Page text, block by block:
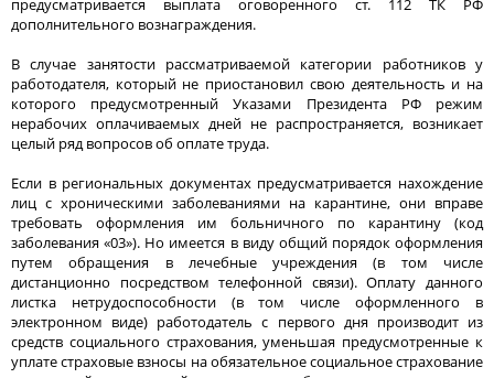
дополнительного вознаграждения.
В случае занятости рассматриваемой категории работников у
работодателя, который не приостановил свою деятельность и на
которого предусмотренный Указами Президента РФ режим
нерабочих оплачиваемых дней не распространяется, возникает
целый ряд вопросов об оплате труда.
Если в региональных документах предусматривается нахождение
лиц с хроническими заболеваниями на карантине, они вправе
требовать оформления им больничного по карантину (код
заболевания «03»). Но имеется в виду общий порядок оформления
путем обращения в лечебные учреждения (в том числе
дистанционно посредством телефонной связи). Оплату данного
листка нетрудоспособности (в том числе оформленного в
электронном виде) работодатель с первого дня производит из
средств социального страхования, уменьшая предусмотренные к
уплате страховые взносы на обязательное социальное страхование